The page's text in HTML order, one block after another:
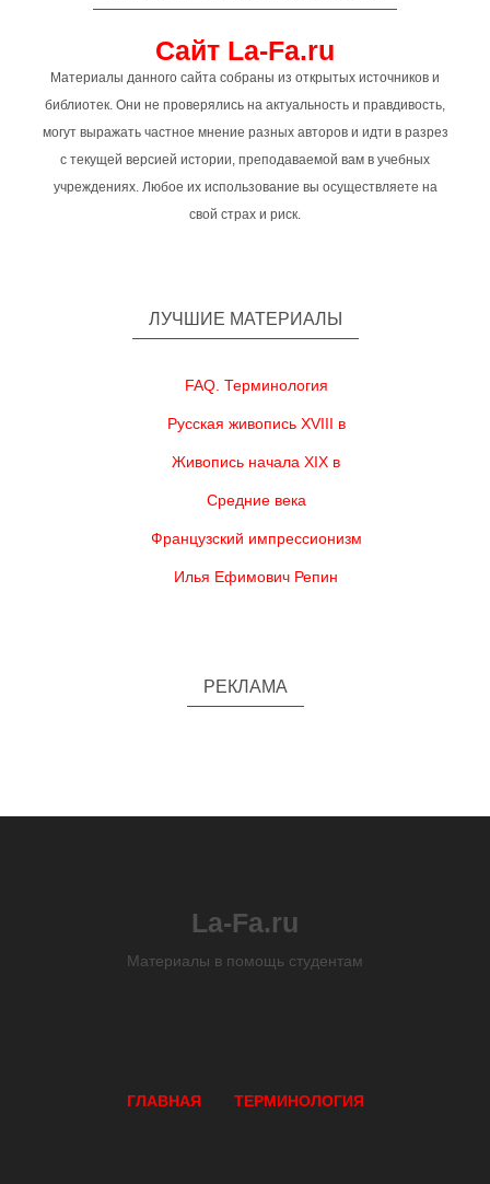
Сайт La-Fa.ru
Материалы данного сайта собраны из открытых источников и
библиотек. Они не проверялись на актуальность и правдивость,
могут выражать частное мнение разных авторов и идти в разрез
с текущей версией истории, преподаваемой вам в учебных
учреждениях. Любое их использование вы осуществляете на
свой страх и риск.
ЛУЧШИЕ МАТЕРИАЛЫ
FAQ. Терминология
Русская живопись XVIII в
Живопись начала XIX в
Средние века
Французский импрессионизм
Илья Ефимович Репин
РЕКЛАМА
La-Fa.ru
Материалы в помощь студентам
ГЛАВНАЯ ТЕРМИНОЛОГИЯ